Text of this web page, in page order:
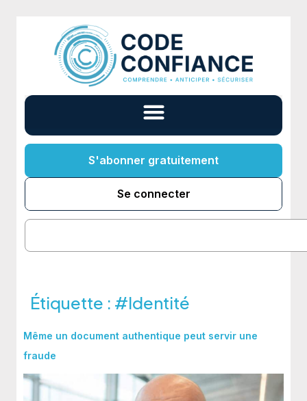
S'abonner gratuitement
Se connecter
Étiquette : #Identité
Même un document authentique peut servir une
fraude